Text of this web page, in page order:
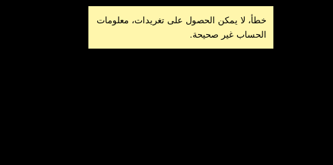
خطأ، لا يمكن الحصول على تغريدات، معلومات
الحساب غير صحيحة.